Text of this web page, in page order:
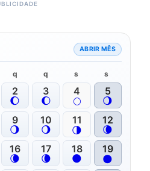
ABRIR MÊS
q q s s
2
🌔
3
🌔
4
🌕
5
🌖
9
🌖
10
🌖
11
🌗
12
🌘
16
🌘
17
🌘
18
🌑
19
🌑